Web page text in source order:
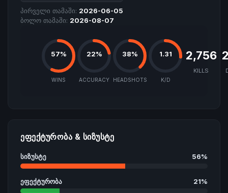
პირველი თამაში: 2026-06-05
ბოლო თამაში: 2026-08-07
57%
WINS
22%
ACCURACY
38%
HEADSHOTS
1.31
K/D
2,756
KILLS
ᲔᲤᲔᲥᲢᲣᲠᲝᲑᲐ & ᲡᲘᲖᲣᲡᲢᲔ
სიზუსტე 56%
ეფექტურობა 21%